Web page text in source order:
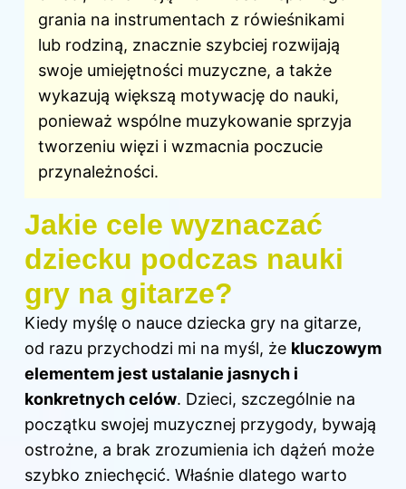
grania na instrumentach z rówieśnikami
lub rodziną, znacznie szybciej rozwijają
swoje umiejętności muzyczne, a także
wykazują większą motywację do nauki,
ponieważ wspólne muzykowanie sprzyja
tworzeniu więzi i wzmacnia poczucie
przynależności.
Jakie cele wyznaczać
dziecku podczas nauki
gry na gitarze?
Kiedy myślę o nauce dziecka gry na gitarze,
od razu przychodzi mi na myśl, że kluczowym
elementem jest ustalanie jasnych i
konkretnych celów. Dzieci, szczególnie na
początku swojej muzycznej przygody, bywają
ostrożne, a brak zrozumienia ich dążeń może
szybko zniechęcić. Właśnie dlatego warto